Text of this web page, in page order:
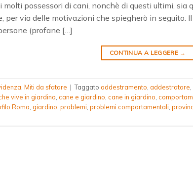
molti possessori di cani, nonchè di questi ultimi, sia
per via delle motivazioni che spiegherò in seguito.
(profane […]
CONTINUA A LEGGERE →
Miti da sfatare | Taggato addestramento addestratore
vive in giardino cane e giardino cane in giardino
Roma giardino problemi problemi comportamentali